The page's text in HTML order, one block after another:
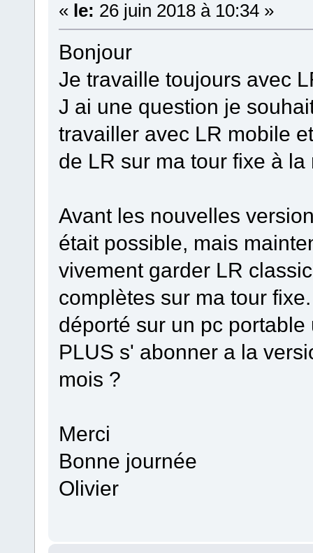
« le: 26 juin 2018 à 10:34 »
Bonjour
Je travaille toujours avec
J ai une question je
travailler avec LR mobile
de LR sur ma tour fixe à la
Avant les nouvelles
était possible, mais
vivement garder LR
complètes sur ma tour
déporté sur un pc
PLUS s' abonner a la
mois ?
Merci
Bonne journée
Olivier